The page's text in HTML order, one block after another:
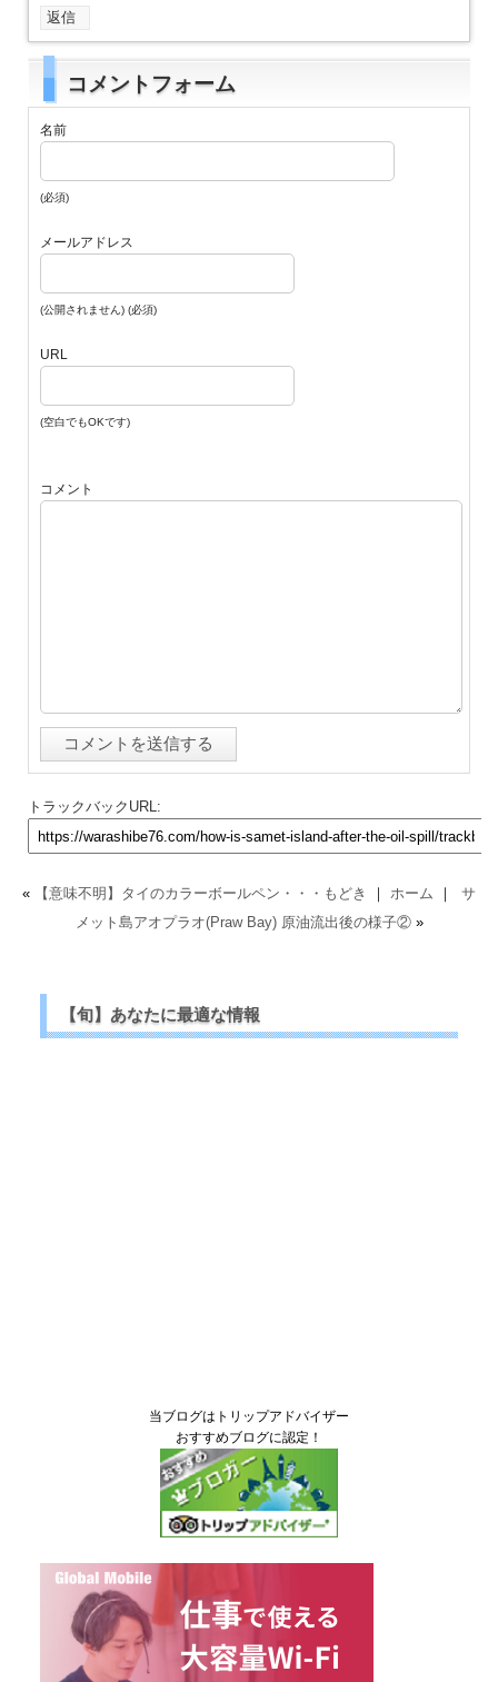
返信
コメントフォーム
名前
(必須)
メールアドレス
(公開されません) (必須)
URL
(空白でもOKです)
コメント
トラックバックURL:
« 【意味不明】タイのカラーボールペン・・・もどき ｜ ホーム ｜ サ
メット島アオプラオ(Praw Bay) 原油流出後の様子②»
【旬】あなたに最適な情報
当ブログはトリップアドバイザー
おすすめブログに認定！